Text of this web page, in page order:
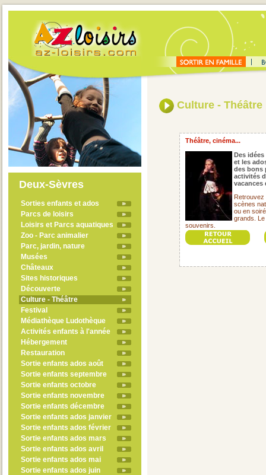
Deux-Sèvres
Sorties enfants et ados
Parcs de loisirs
Loisirs et Parcs aquatiques
Zoo - Parc animalier
Parc, jardin, nature
Musées
Châteaux
Sites historiques
Découverte
Culture - Théâtre
Festival
Médiathèque Ludothèque
Activités enfants à l'année
Hébergement
Restauration
Sortie enfants ados août
Sortie enfants septembre
Sortie enfants octobre
Sortie enfants novembre
Sortie enfants décembre
Sortie enfants ados janvier
Sortie enfants ados février
Sortie enfants ados mars
Sortie enfants ados avril
Sortie enfants ados mai
Sortie enfants ados juin
Culture - Théâtre
Théâtre, cinéma...
Des
et les
des bons
activités
vacances
Retrouvez
scènes
ou en
grands.
souvenirs.